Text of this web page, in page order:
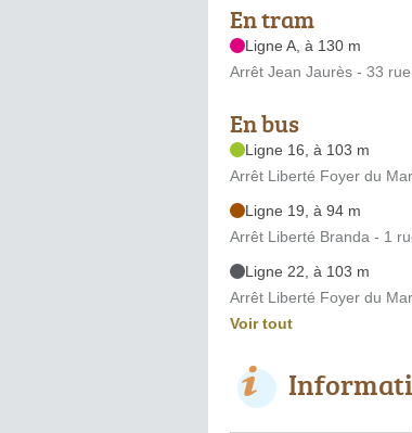
En tram
Ligne A, à 130 m
Arrêt Jean Jaurès - 33
En bus
Ligne 16, à 103 m
Arrêt Liberté Foyer du
Ligne 19, à 94 m
Arrêt Liberté Branda - 1
Ligne 22, à 103 m
Arrêt Liberté Foyer du
Voir tout